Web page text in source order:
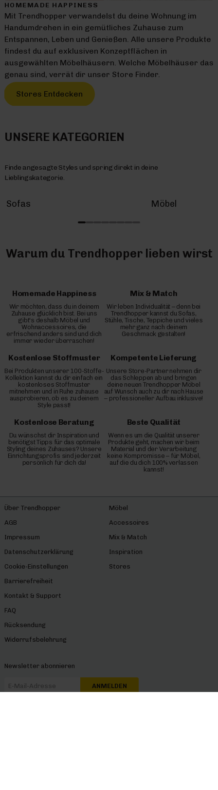
HOMEMADE HAPPINESS
Mit Trendhopper verwandelst du deine Wohnung im
Handumdrehen in ein gemütliches Zuhause zum
Entspannen, Leben und Genießen. Alle unsere Produkte
findest du auf exklusiven Konzeptflächen in
ausgewählten Möbelhäusern. Welche Möbelhäuser das
genau sind, verrät dir unser Store Finder.
Stores Entdecken
UNSERE KATEGORIEN
Finde angesagte Styles und spring direkt in deine
Lieblingskategorie.
Sofas Möbel
Warum du Trendhopper lieben wirst
Homemade Happiness
Wir möchten, dass du in deinem
Zuhause glücklich bist. Bei uns
gibt's deshalb Möbel und
Wohnaccessoires, die
erfrischend anders sind und dich
immer wieder überraschen!
Mix & Match
Wir leben Individualität – denn bei
Trendhopper kannst du Sofas,
Stühle, Tische, Teppiche und vieles
mehr ganz nach deinem
Geschmack gestalten!
Kostenlose Stoffmuster
Bei Produkten unserer 100-Stoffe-
Kollektion kannst du dir einfach ein
kostenloses Stoffmuster
mitnehmen und in Ruhe zuhause
ausprobieren, ob es zu deinem
Style passt!
Kompetente Lieferung
Unsere Store-Partner nehmen dir
das Schleppen ab und bringen
deine neuen Trendhopper Möbel
auf Wunsch auch zu dir nach Hause
– professioneller Aufbau inklusive!
Kostenlose Beratung
Du wünschst dir Inspiration und
benötigst Tipps für das optimale
Styling deines Zuhauses? Unsere
Einrichtungsprofis sind jederzeit
persönlich für dich da!
Beste Qualität
Wenn es um die Qualität unserer
Produkte geht, machen wir beim
Material und der Verarbeitung
keine Kompromisse – für Möbel,
auf die du dich 100% verlassen
kannst!
Über Trendhopper
AGB
Impressum
Datenschutzerklärung
Cookie-Einstellungen
Barrierefreiheit
Kontakt & Support
FAQ
Rücksendung
Widerrufsbelehrung
Möbel
Accessoires
Mix & Match
Inspiration
Stores
Newsletter abonnieren
ANMELDEN